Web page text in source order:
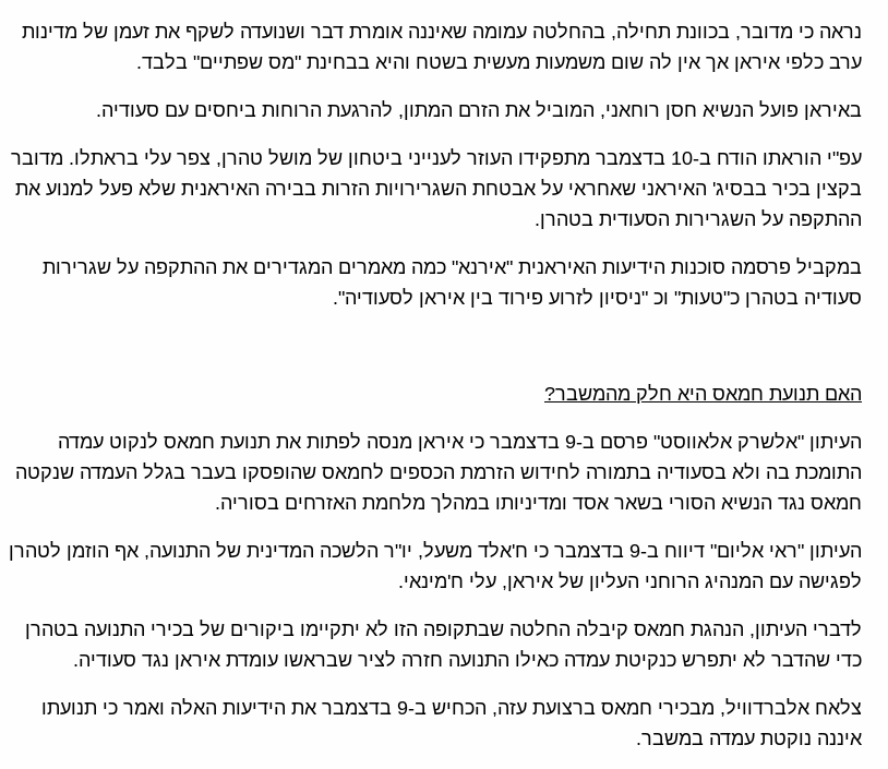
נראה כי מדובר, בכוונת תחילה, בהחלטה עמומה שאיננה אומרת דבר ושנועדה לשקף את זעמן של מדינות
ערב כלפי איראן אך אין לה שום משמעות מעשית בשטח והיא בבחינת "מס שפתיים" בלבד.
באיראן פועל הנשיא חסן רוחאני, המוביל את הזרם המתון, להרגעת הרוחות ביחסים עם סעודיה.
עפ"י הוראתו הודח ב-10 בדצמבר מתפקידו העוזר לענייני ביטחון של מושל טהרן, צפר עלי בראתלו. מדובר
בקצין בכיר בבסיג' האיראני שאחראי על אבטחת השגרירויות הזרות בבירה האיראנית שלא פעל למנוע את
ההתקפה על השגרירות הסעודית בטהרן.
במקביל פרסמה סוכנות הידיעות האיראנית "אירנא" כמה מאמרים המגדירים את ההתקפה על שגרירות
סעודיה בטהרן כ"טעות" וכ "ניסיון לזרוע פירוד בין איראן לסעודיה".
האם תנועת חמאס היא חלק מהמשבר?
העיתון "אלשרק אלאווסט" פרסם ב-9 בדצמבר כי איראן מנסה לפתות את תנועת חמאס לנקוט עמדה
התומכת בה ולא בסעודיה בתמורה לחידוש הזרמת הכספים לחמאס שהופסקו בעבר בגלל העמדה שנקטה
חמאס נגד הנשיא הסורי בשאר אסד ומדיניותו במהלך מלחמת האזרחים בסוריה.
העיתון "ראי אליום" דיווח ב-9 בדצמבר כי ח'אלד משעל, יו"ר הלשכה המדינית של התנועה, אף הוזמן לטהרן
לפגישה עם המנהיג הרוחני העליון של איראן, עלי ח'מינאי.
לדברי העיתון, הנהגת חמאס קיבלה החלטה שבתקופה הזו לא יתקיימו ביקורים של בכירי התנועה בטהרן
כדי שהדבר לא יתפרש כנקיטת עמדה כאילו התנועה חזרה לציר שבראשו עומדת איראן נגד סעודיה.
צלאח אלברדוויל, מבכירי חמאס ברצועת עזה, הכחיש ב-9 בדצמבר את הידיעות האלה ואמר כי תנועתו
איננה נוקטת עמדה במשבר.